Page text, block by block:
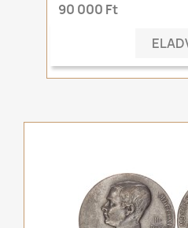
90 000 Ft